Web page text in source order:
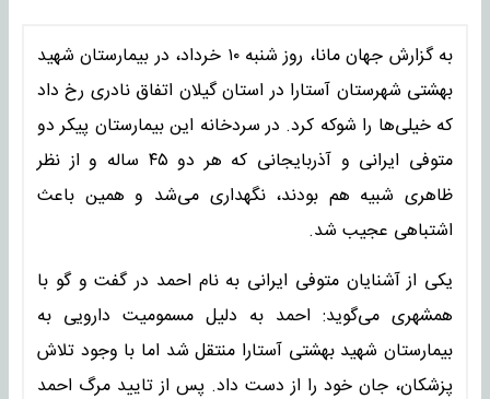
به گزارش جهان مانا، روز شنبه ۱۰ خرداد، در بیمارستان شهید
بهشتی شهرستان آستارا در استان گیلان اتفاق نادری رخ داد
که خیلی‌ها را شوکه کرد. در سردخانه این بیمارستان پیکر دو
متوفی ایرانی و آذربایجانی که هر دو ۴۵ ساله و از نظر
ظاهری شبیه هم بودند، نگهداری می‌شد و همین باعث
اشتباهی عجیب شد.
یکی از آشنایان متوفی ایرانی به نام احمد در گفت و گو با
همشهری می‌گوید: احمد به دلیل مسمومیت دارویی به
بیمارستان شهید بهشتی آستارا منتقل شد اما با وجود تلاش‌
پزشکان، جان خود را از دست داد. پس از تایید مرگ احمد